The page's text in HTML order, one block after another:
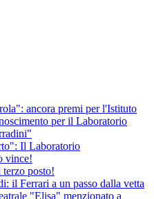
ancora premi per l'Istituto
per il Laboratorio
Il Laboratorio
vince!
posto!
il Ferrari a un passo dalla vetta
"Elisa" menzionato a